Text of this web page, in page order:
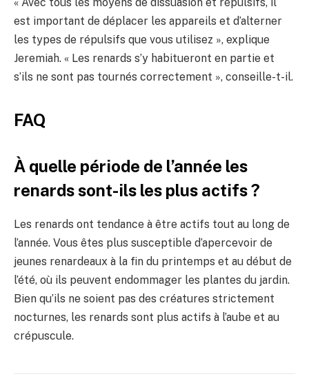
est important de déplacer les appareils et d’alterner
les types de répulsifs que vous utilisez », explique
Jeremiah. « Les renards s’y habitueront en partie et
s’ils ne sont pas tournés correctement », conseille-t-il.
FAQ
À quelle période de l’année les
renards sont-ils les plus actifs ?
Les renards ont tendance à être actifs tout au long de
l’année. Vous êtes plus susceptible d’apercevoir de
jeunes renardeaux à la fin du printemps et au début de
l’été, où ils peuvent endommager les plantes du jardin.
Bien qu’ils ne soient pas des créatures strictement
nocturnes, les renards sont plus actifs à l’aube et au
crépuscule.